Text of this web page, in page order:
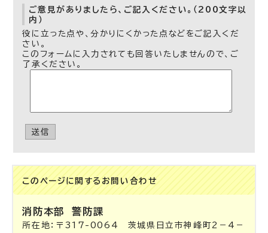
ご意見がありましたら、ご記入ください。（200文字以
内）
役に立った点や、分かりにくかった点などをご記入くだ
さい。
このフォームに入力されても回答いたしませんので、ご
了承ください。
送信
このページに関する お問い合わせ
消防本部警防課
所在地：〒317-0064 茨城県日立市神峰町2－4－